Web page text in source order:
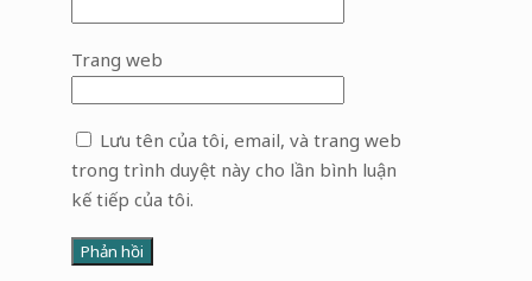
Trang web
Lưu tên của tôi, email, và trang web
trong trình duyệt này cho lần bình luận
kế tiếp của tôi.